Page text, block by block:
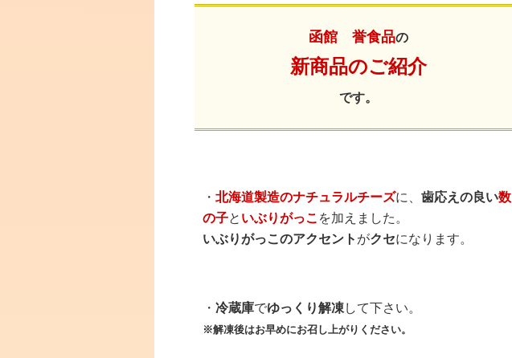
函館 誉食品の
新商品のご紹介
です。
・ 北海道製造のナチュラルチーズに、 歯応えの良い数
の子と いぶりがっこ を加えました。
いぶりがっこのアクセント がクセになります。
・ 冷蔵庫でゆっくり解凍して下さい。
※解凍後はお早めにお召し上がりください。